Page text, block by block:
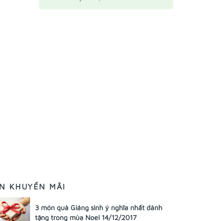
KHUYẾN MÃI
3 món quà Giáng sinh ý nghĩa nhất dành
tặng trong mùa Noel 14/12/2017